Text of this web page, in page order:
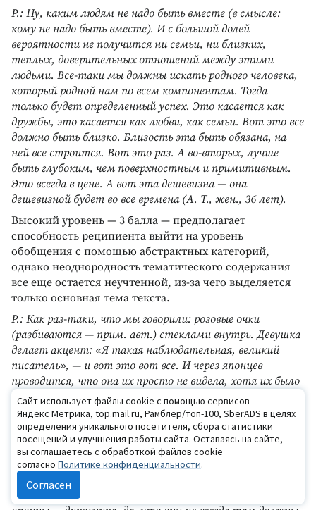
Р.: Ну, каким людям не надо быть вместе (в смысле:
кому не надо быть вместе). И с большой долей
вероятности не получится ни семьи, ни близких,
теплых, доверительных отношений между этими
людьми. Все-таки мы должны искать родного человека,
который родной нам по всем компонентам. Тогда
только будет определенный успех. Это касается как
дружбы, это касается как любви, как семьи. Вот это все
должно быть близко. Близость эта быть обязана, на
ней все строится. Вот это раз. А во-вторых, лучше
быть глубоким, чем поверхностным и примитивным.
Это всегда в цене. А вот эта дешевизна — она
дешевизной будет во все времена (А. Т., жен., 36 лет).
Высокий уровень — 3 балла — предполагает
способность реципиента выйти на уровень
обобщения с помощью абстрактных категорий,
однако неоднородность тематического содержания
все еще остается неучтенной, из-за чего выделяется
только основная тема текста.
Р.: Как раз-таки, что мы говорили: розовые очки
(разбиваются — прим. авт.) стеклами внутрь. Девушка
делает акцент: «Я такая наблюдательная, великий
писатель», — и вот это вот все. И через японцев
проводится, что она их просто не видела, хотя их было
восемь человек, они были в этом маленьком заведении,
прямо перед ней, и, то есть, их не заметить было вот
для писателя прямо супер как (У. Н., жен., 24 г.).
Р.: …что когда человек так зациклен на себе, как эта
девушка на своем мнимом успехе в издательстве, она не
видит ничего, что вокруг: ни японцев не заметила... При
этом, насколько я понимаю, для этого ресторана
Сайт использует файлы cookie с помощью сервисов
Яндекс Метрика, top.mail.ru, Рамблер/топ-100, SberADS в целях
определения уникального посетителя, сбора статистики
посещений и улучшения работы сайта. Оставаясь на сайте,
вы соглашаетесь с обработкой файлов cookie
согласно Политике конфиденциальности.
Согласен